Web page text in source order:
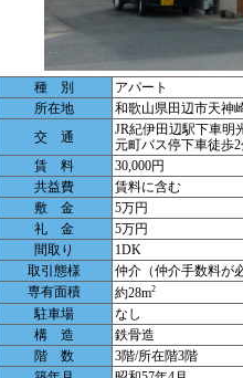
種 別
アパート
所在地
和歌山県田辺市天神
交 通
JR紀伊田辺駅下車明
元町バス停下車徒歩2
賃 料
30,000円
共益費
賃料に含む
敷 金
5万円
礼 金
5万円
間取り
1DK
取引態様
仲介（仲介手数料が
専有面積
約28m2
駐車場
なし
構 造
鉄骨造
階 数
3階/所在階3階